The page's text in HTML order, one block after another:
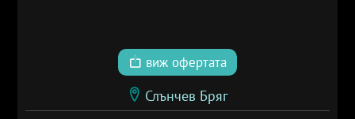
виж офертата
Слънчев Бряг